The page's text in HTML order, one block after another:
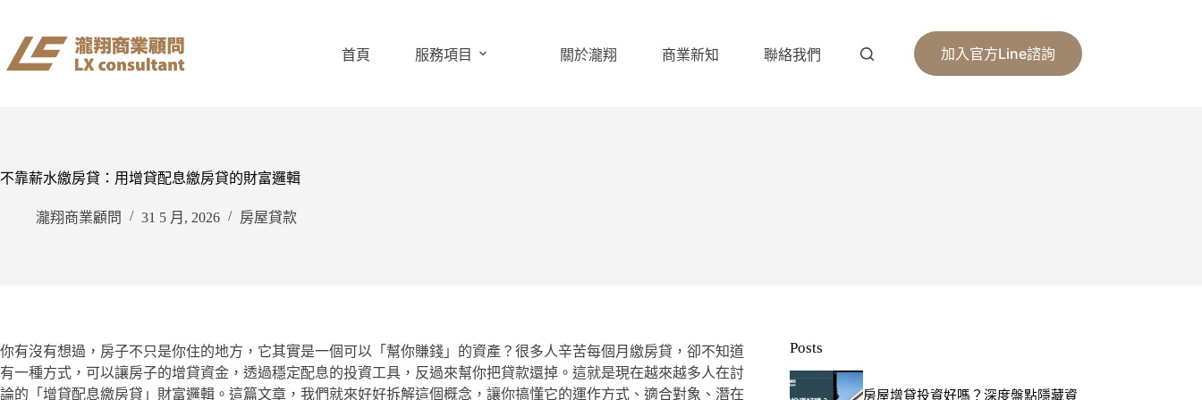
要
首頁 服務項目 關於瀧翔 商業新知 聯絡我們 加入官方Line諮詢
不靠薪水繳房貸：用增貸配息繳房貸的財富邏輯
瀧翔商業顧問 31 5 月, 2026 房屋貸款
你有沒有想過，房子不只是你住的地方，它其實是一個可以「幫你賺錢」的資產？很多人辛苦每個月繳房貸，卻不知道
有一種方式，可以讓房子的增貸資金，透過穩定配息的投資工具，反過來幫你把貸款還掉。這就是現在越來越多人在討
論的「增貸配息繳房貸」財富邏輯。這篇文章，我們就來好好拆解這個概念，讓你搞懂它的運作方式、適合對象、潛在
Posts
房屋增貸投資好嗎？深度盤點隱藏資